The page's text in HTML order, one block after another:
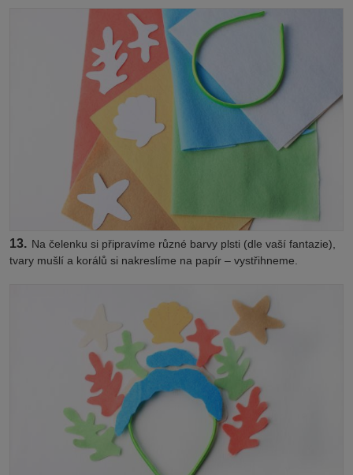
13. Na čelenku si připravíme různé barvy plsti (dle vaší fantazie),
tvary mušlí a korálů si nakreslíme na papír – vystřihneme.